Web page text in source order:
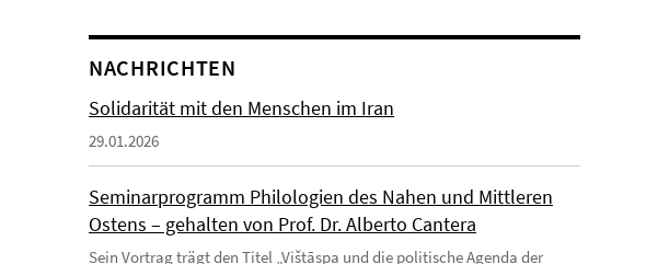
NACHRICHTEN
Solidarität mit den Menschen im Iran
29.01.2026
Seminarprogramm Philologien des Nahen und Mittleren
Ostens – gehalten von Prof. Dr. Alberto Cantera
Sein Vortrag trägt den Titel „Vištāspa und die politische Agenda der